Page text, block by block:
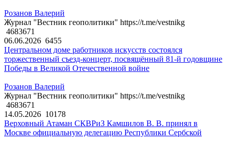
Розанов Валерий
Журнал "Вестник геополитики" https://t.me/vestnikg
4683671
06.06.2026 6455
Центральном доме работников искусств состоялся
торжественный съезд-концерт, посвящённый 81-й годовщине
Победы в Великой Отечественной войне
Розанов Валерий
Журнал "Вестник геополитики" https://t.me/vestnikg
4683671
14.05.2026 10178
Верховный Атаман СКВРиЗ Камшилов В. В. принял в
Москве официальную делегацию Республики Сербской